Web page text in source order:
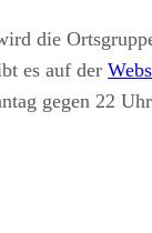
die
es auf der
gegen 22